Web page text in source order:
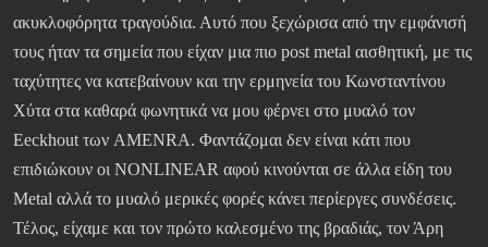
ακυκλοφόρητα τραγούδια. Αυτό που ξεχώρισα από την εμφάνισή
τους ήταν τα σημεία που είχαν μια πιο post metal αισθητική, με τις
ταχύτητες να κατεβαίνουν και την ερμηνεία του Κωνσταντίνου
Χύτα στα καθαρά φωνητικά να μου φέρνει στο μυαλό τον
Eeckhout των AMENRA. Φαντάζομαι δεν είναι κάτι που
επιδιώκουν οι NONLINEAR αφού κινούνται σε άλλα είδη του
Metal αλλά το μυαλό μερικές φορές κάνει περίεργες συνδέσεις.
Τέλος, είχαμε και τον πρώτο καλεσμένο της βραδιάς, τον Άρη